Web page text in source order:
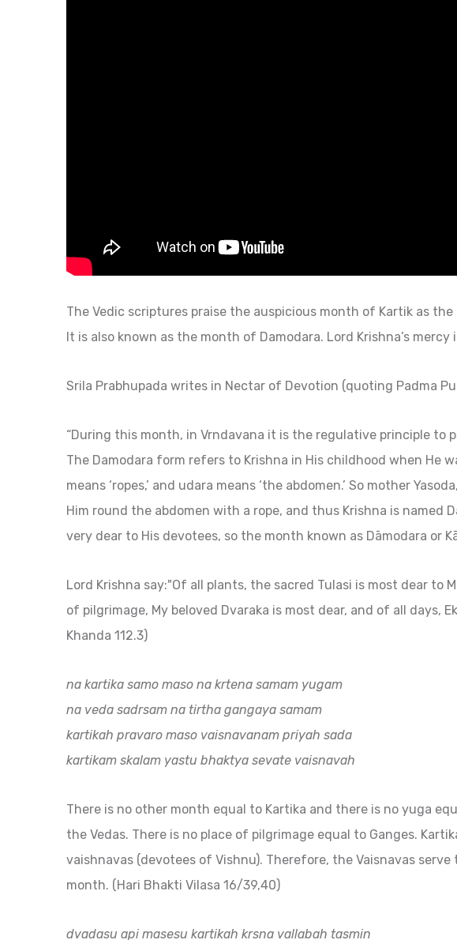
The Vedic scriptures praise the auspicious month of Kartik as
It is also known as the month of Damodara. Lord Krishna’s
Srila Prabhupada writes in Nectar of Devotion (quoting Padma
“During this month, in Vrndavana it is the regulative principle to
The Damodara form refers to Krishna in His childhood when He
means ‘ropes,’ and udara means ‘the abdomen.’ So mother
Him round the abdomen with a rope, and thus Krishna is named
very dear to His devotees, so the month known as Dāmodara or
Lord Krishna say:"Of all plants, the sacred Tulasi is most dear to
of pilgrimage, My beloved Dvaraka is most dear, and of all days,
Khanda 112.3)
na kartika samo maso na krtena samam yugam
na veda sadrsam na tirtha gangaya samam
kartikah pravaro maso vaisnavanam priyah sada
kartikam skalam yastu bhaktya sevate vaisnavah
There is no other month equal to Kartika and there is no yuga
the Vedas. There is no place of pilgrimage equal to Ganges.
vaishnavas (devotees of Vishnu). Therefore, the Vaisnavas
month. (Hari Bhakti Vilasa 16/39,40)
dvadasu api masesu kartikah krsna vallabah tasmin